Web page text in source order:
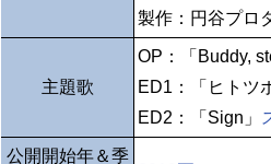
製作：円谷プロ
主題歌
OP：「Buddy,
ED1：「ヒトツ
ED2：「Sign」
公開開始年＆季